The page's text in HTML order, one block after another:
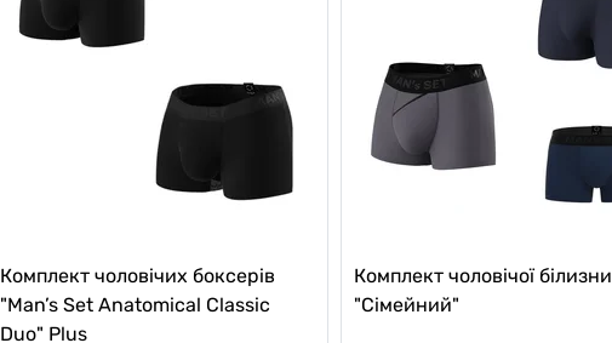
Комплект чоловічих боксерів
"Man’s Set Anatomical Classic
Duo" Plus
Комплект чоловічої білизни
"Сімейний"